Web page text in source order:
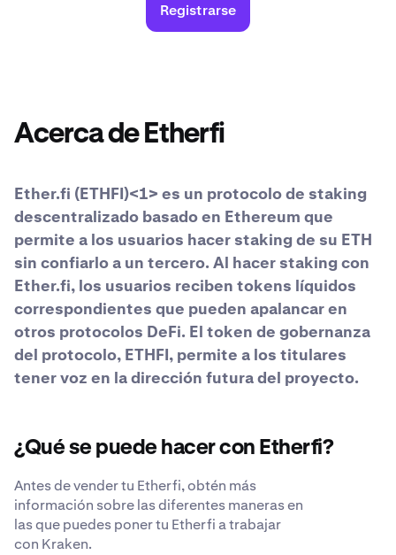
Registrarse
Acerca de Etherfi
Ether.fi (ETHFI)<1> es un protocolo de staking
descentralizado basado en Ethereum que
permite a los usuarios hacer staking de su ETH
sin confiarlo a un tercero. Al hacer staking con
Ether.fi, los usuarios reciben tokens líquidos
correspondientes que pueden apalancar en
otros protocolos DeFi. El token de gobernanza
del protocolo, ETHFI, permite a los titulares
tener voz en la dirección futura del proyecto.
¿Qué se puede hacer con Etherfi?
Antes de vender tu Etherfi, obtén más
información sobre las diferentes maneras en
las que puedes poner tu Etherfi a trabajar
con Kraken.